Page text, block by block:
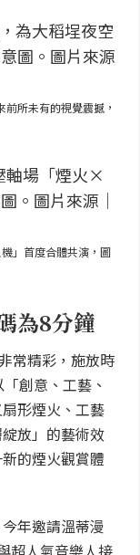
前所未有的視覺震撼，
」首度合體共演，圖
為8分鐘
常精彩，施放時
創意、工藝、
形煙火、工藝
放」的藝術效
的煙火觀賞體
年邀請溫蒂漫
超人氣音樂人接